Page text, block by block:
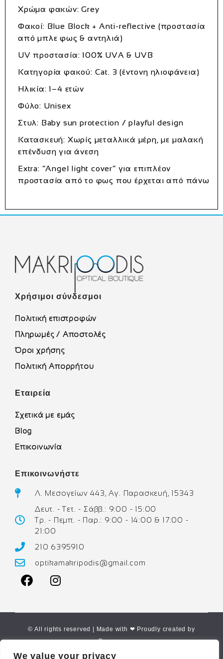
We value your privacy
Χρώμα φακών: Grey
Φακοί: Blue Block + Anti-reflective (προστασία
από μπλε φως & αντηλιά)
UV προστασία: 100% UVA & UVB
Κατηγορία φακού: Cat. 3 (έντονη ηλιοφάνεια)
Ηλικία: 1–4 ετών
Φύλο: Unisex
Στυλ: Baby sun protection / playful design
Κατασκευή: Χωρίς μεταλλικά μέρη, με μαλακή
επένδυση για άνεση
Extra: “Angel light cover” για επιπλέον
προστασία από το φως που έρχεται από πάνω
Χρήσιμοι σύνδεσμοι
Πολιτική επιστροφών
Πληρωμές / Αποστολές
Όροι χρήσης
Πολιτική Απορρήτου
Εταιρεία
Σχετικά με εμάς
Blog
Επικοινωνία
Επικοινωνήστε
Λ. Μεσογείων 443, Αγ. Παρασκευή, 15343
Δευτ. - Τετ. - Σάββ.: 9:00 - 15:00
Τρ. - Πεμπ. - Παρ.: 9:00 - 14:00 & 17:00 -
21:00
210 6395910
optikamakripodis@gmail.com
© All rights reserved | Made with ❤ Proudly created by
Corne.gr